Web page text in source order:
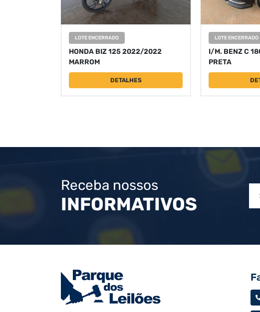
LOTE ENCERRADO
HONDA BIZ 125 2022/2022
MARROM
DETALHES
LOTE ENCERRADO
I/M. BENZ C
PRETA
Receba nossos
INFORMATIVOS